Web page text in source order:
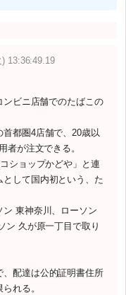
13:36:49.19
ビニ店舗でのたばこの
都圏4店舗で、20歳以
者が注文できる。
ショップかどや」と連
して国内初という、た
東神奈川、ローソン
ン 久が原一丁目で取り
配達は公的証明書住所
れる。